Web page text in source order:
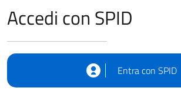
Accedi con SPID
Entra con SPID